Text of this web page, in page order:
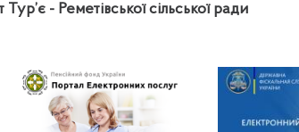
Тур’є - Реметівськоїсільської ради